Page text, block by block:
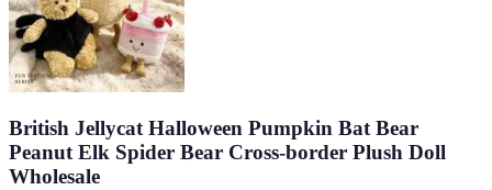
British Jellycat Halloween Pumpkin Bat Bear
Peanut Elk Spider Bear Cross-border Plush Doll
Wholesale